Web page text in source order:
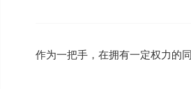
作为一把手，在拥有一定权力的